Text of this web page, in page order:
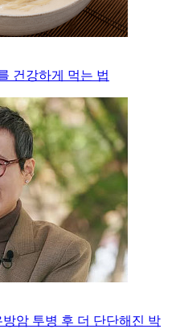
건강하게 먹는 법
암 투병 후 더 단단해진 박